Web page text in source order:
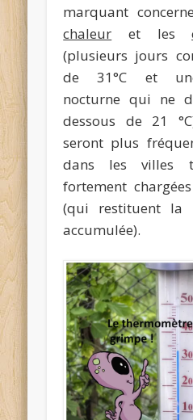
marquant
chaleur et les
(plusieurs jours
de 31°C et
nocturne qui ne
dessous de 21
seront plus
dans les villes
fortement
(qui restituent la
accumulée).